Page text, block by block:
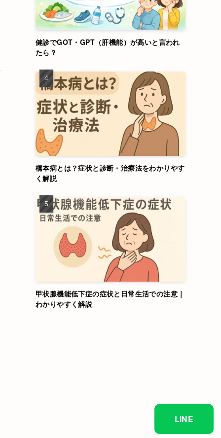
健診でGOT・GPT（肝機能）が高いと言われ
たら？
橋本病とは？症状と診断・治療法をわかりやす
く解説
甲状腺機能低下症の症状と日常生活での注意｜
わかりやすく解説
LINE